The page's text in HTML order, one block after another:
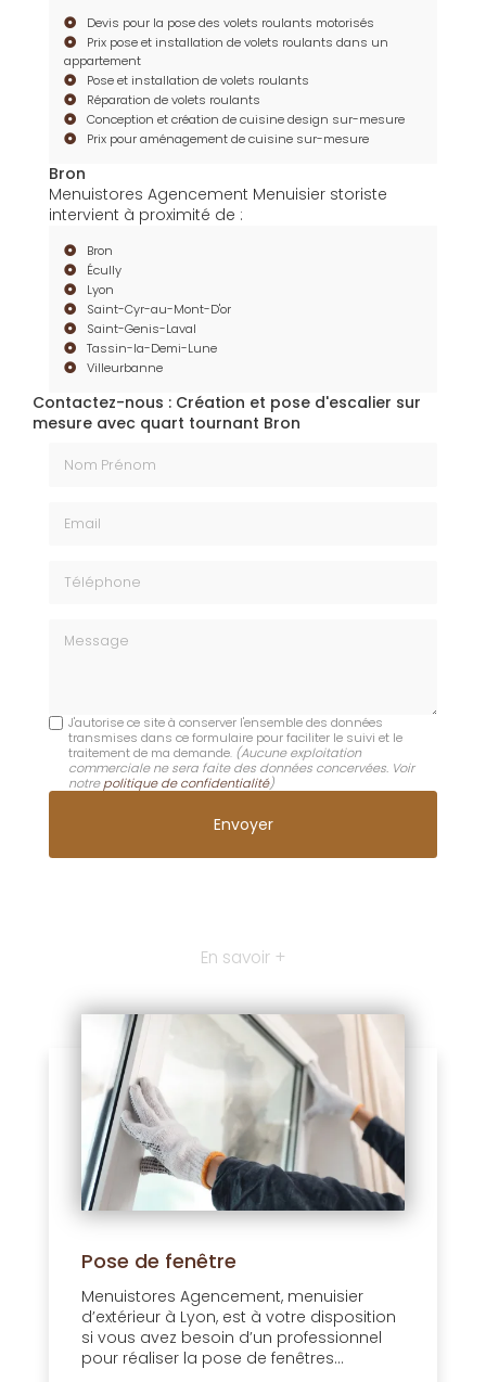
Devis pour la pose des volets roulants motorisés
Prix pose et installation de volets roulants dans un
appartement
Pose et installation de volets roulants
Réparation de volets roulants
Conception et création de cuisine design sur-mesure
Prix pour aménagement de cuisine sur-mesure
Bron
Menuistores Agencement Menuisier storiste
intervient à proximité de :
Bron
Écully
Lyon
Saint-Cyr-au-Mont-D'or
Saint-Genis-Laval
Tassin-la-Demi-Lune
Villeurbanne
Contactez-nous : Création et pose d'escalier sur
mesure avec quart tournant Bron
J'autorise ce site à conserver l'ensemble des données
transmises dans ce formulaire pour faciliter le suivi et le
traitement de ma demande. (Aucune exploitation
commerciale ne sera faite des données concervées. Voir
notrepolitique de confidentialité)
En savoir +
Pose de fenêtre
Menuistores Agencement, menuisier
d’extérieur à Lyon, est à votre disposition
si vous avez besoin d’un professionnel
pour réaliser la pose de fenêtres...